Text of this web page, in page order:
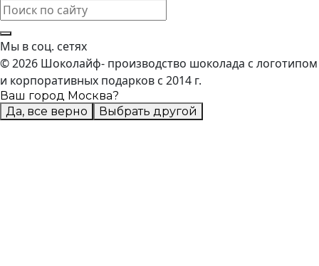
Мы в соц. сетях
© 2026 Шоколайф- производство шоколада с логотипом
и корпоративных подарков с 2014 г.